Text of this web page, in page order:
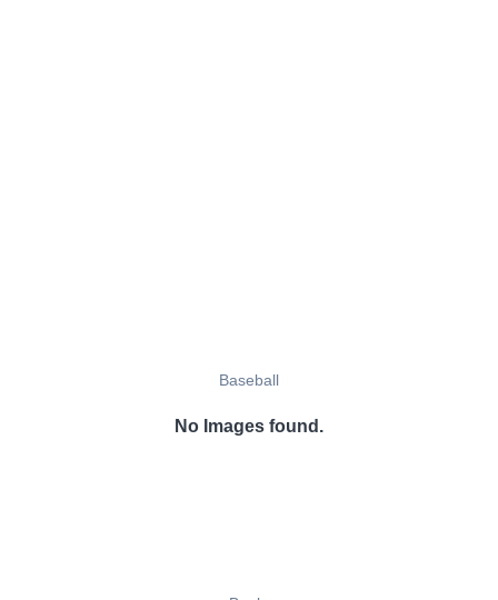
Baseball
No Images found.